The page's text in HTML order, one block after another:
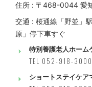
住所 : 〒468-0044 愛
交通 : 桜通線「野並」
原」停下車すぐ
特別養護老人ホーム
TEL 052-918-
ショートステイケア